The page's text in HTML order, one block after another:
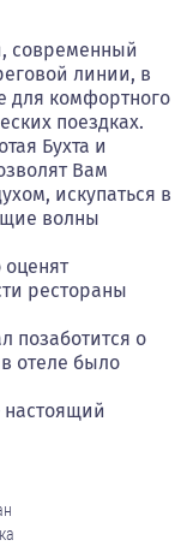
современный
линии, в
для комфортного
поездках.
Бухта и
Вам
искупаться в
волны
оценят
рестораны
позаботится о
отеле было
настоящий